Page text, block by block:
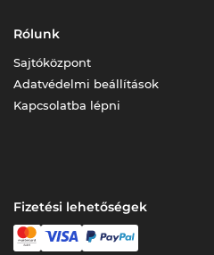
Rólunk
Sajtóközpont
Adatvédelmi beállítások
Kapcsolatba lépni
Fizetési lehetőségek